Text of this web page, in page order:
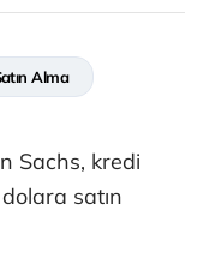
Alma
Sachs, kredi
satın